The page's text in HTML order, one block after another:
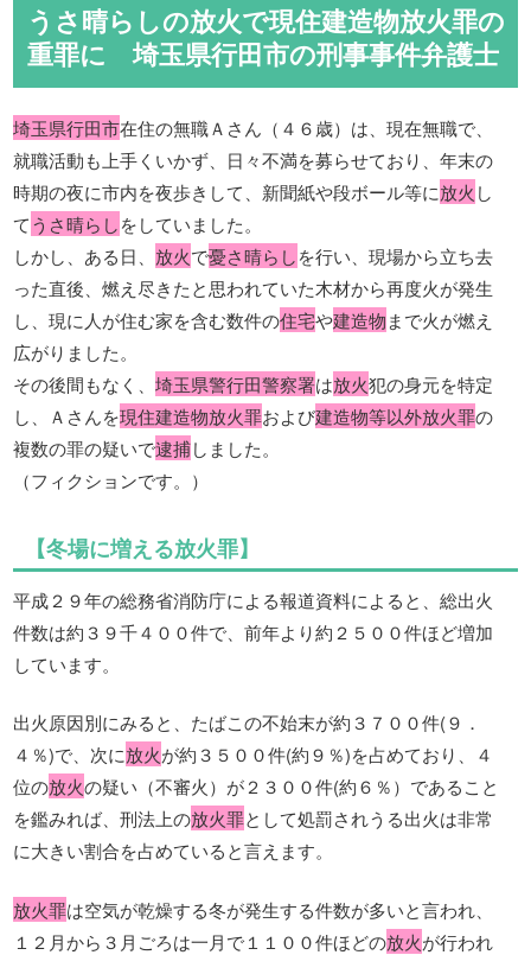
うさ晴らしの放火で現住建造物放火罪の
重罪に 埼玉県行田市の刑事事件弁護士
埼玉県行田市在住の無職Ａさん（４６歳）は、現在無職で、
就職活動も上手くいかず、日々不満を募らせており、年末の
時期の夜に市内を夜歩きして、新聞紙や段ボール等に放火 し
てうさ晴らしをしていました。
しかし、ある日、 放火で憂さ晴らしを行い、現場から立ち去
った直後、燃え尽きたと思われていた木材から再度火が発生
し、現に人が住む家を含む数件の住宅や建造物まで火が燃え
広がりました。
その後間もなく、埼玉県警行田警察署は放火犯の身元を特定
し、Ａさんを現住建造物放火罪および建造物等以外放火罪の
複数の罪の疑いで逮捕しました。
（フィクションです。）
【冬場に増える放火罪】
平成２９年の総務省消防庁による報道資料によると、総出火
件数は約３９千４００件で、前年より約２５００件ほど増加
しています。
出火原因別にみると、たばこの不始末が約３７００件(９．
４％)で、次に放火が約３５００件(約９％)を占めており、４
位の放火の疑い（不審火）が２３００件(約６％）であること
を鑑みれば、刑法上の放火罪として処罰されうる出火は非常
に大きい割合を占めていると言えます。
放火罪は空気が乾燥する冬が発生する件数が多いと言われ、
１２月から３月ごろは一月で１１００件ほどの放火が行われ